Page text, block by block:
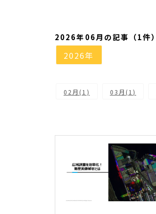
2026年06月の記事（1件）
2026年
02月(1) 03月(1)